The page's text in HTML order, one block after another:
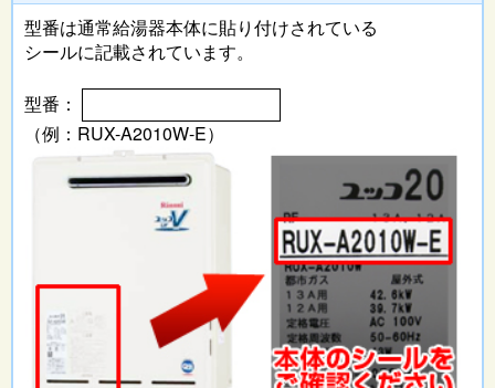
型番は通常給湯器本体に貼り付けされている
シールに記載されています。
型番：
（例：RUX-A2010W-E）